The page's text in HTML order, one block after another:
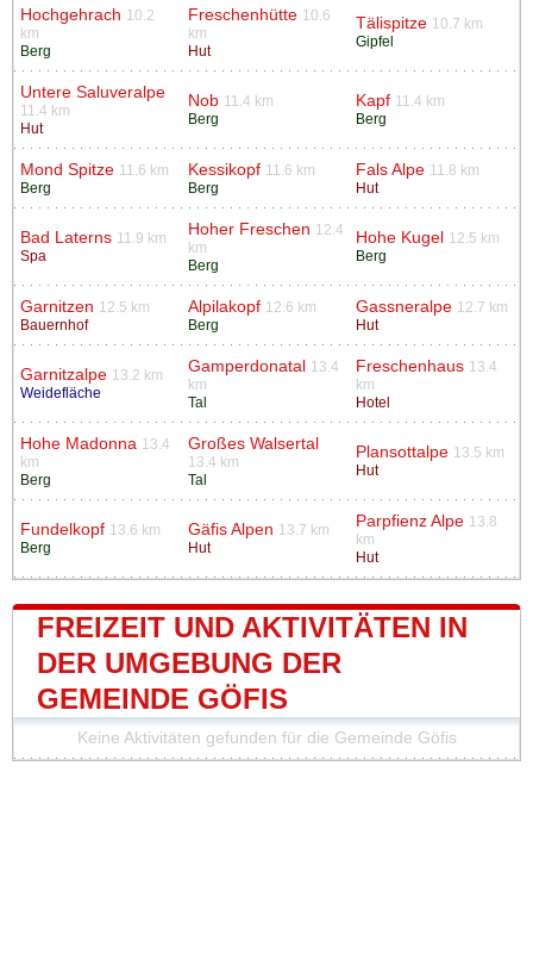
Hochgehrach 10.2
km
Berg
Freschenhütte 10.6
km
Hut
Tälispitze 10.7 km
Gipfel
Untere Saluveralpe
11.4 km
Hut
Nob 11.4 km
Berg
Kapf 11.4 km
Berg
Mond Spitze 11.6 km
Berg
Kessikopf 11.6 km
Berg
Fals Alpe 11.8 km
Hut
Bad Laterns 11.9 km
Spa
Hoher Freschen 12.4
km
Berg
Hohe Kugel
12.5 km
Berg
Garnitzen 12.5 km
Bauernhof
Alpilakopf 12.6 km
Berg
Gassneralpe 12.7 km
Hut
Garnitzalpe 13.2 km
Weidefläche
Gamperdonatal
13.4
km
Tal
Freschenhaus 13.4
km
Hotel
Hohe Madonna 13.4
km
Berg
Großes Walsertal
13.4 km
Tal
Plansottalpe 13.5 km
Hut
Fundelkopf 13.6 km
Berg
Gäfis Alpen 13.7 km
Hut
Parpfienz Alpe 13.8
km
Hut
FREIZEIT UND AKTIVITÄTEN IN
DER UMGEBUNG DER
GEMEINDE GÖFIS
Keine Aktivitäten gefunden für die Gemeinde Göfis